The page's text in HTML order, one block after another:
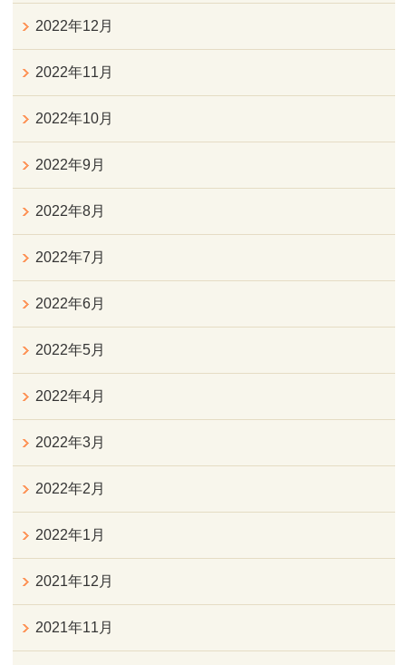
2022年12月
2022年11月
2022年10月
2022年9月
2022年8月
2022年7月
2022年6月
2022年5月
2022年4月
2022年3月
2022年2月
2022年1月
2021年12月
2021年11月